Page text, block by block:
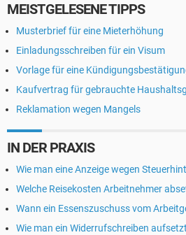
MEISTGELESENE TIPPS
Musterbrief für eine Mieterhöhung
Einladungsschreiben für ein Visum
Vorlage für eine
Kaufvertrag für gebrauchte
Reklamation wegen Mangels
IN DER PRAXIS
Wie man eine Anzeige wegen
Welche Reisekosten Arbeitnehmer
Wann ein Essenszuschuss vom
Wie man ein Widerrufschreiben aufsetzt